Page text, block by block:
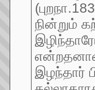
நின்றும்
இழந்தார்